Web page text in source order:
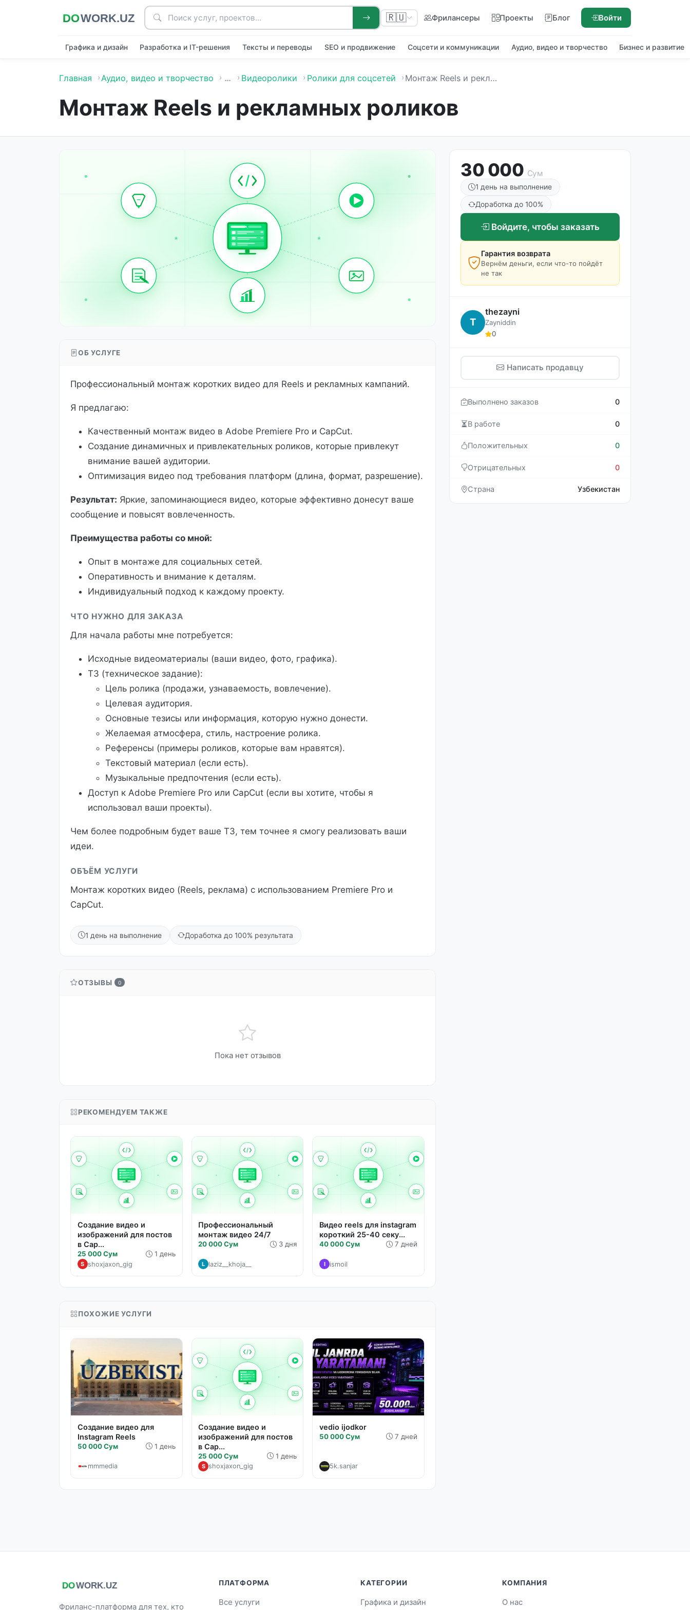
🇷🇺 Фрилансеры Проекты Блог Войти
Графика и дизайн Разработка и IT-решения Тексты и переводы SEO и продвижение Соцсети и коммуникации Аудио, видео и творчество Бизнес и развитие
Главная Аудио, видео и творчество … Видеоролики Ролики для соцсетей Монтаж Reels и рекламных роликов
Монтаж Reels и рекламных роликов
ОБ УСЛУГЕ
Профессиональный монтаж коротких видео для Reels и рекламных кампаний.
Я предлагаю:
Качественный монтаж видео в Adobe Premiere Pro и CapCut.
Создание динамичных и привлекательных роликов, которые привлекут
внимание вашей аудитории.
Оптимизация видео под требования платформ (длина, формат, разрешение).
Результат: Яркие, запоминающиеся видео, которые эффективно донесут ваше
сообщение и повысят вовлеченность.
Преимущества работы со мной:
Опыт в монтаже для социальных сетей.
Оперативность и внимание к деталям.
Индивидуальный подход к каждому проекту.
ЧТО НУЖНО ДЛЯ ЗАКАЗА
Для начала работы мне потребуется:
Исходные видеоматериалы (ваши видео, фото, графика).
ТЗ (техническое задание):
Цель ролика (продажи, узнаваемость, вовлечение).
Целевая аудитория.
Основные тезисы или информация, которую нужно донести.
Желаемая атмосфера, стиль, настроение ролика.
Референсы (примеры роликов, которые вам нравятся).
Текстовый материал (если есть).
Музыкальные предпочтения (если есть).
Доступ к Adobe Premiere Pro или CapCut (если вы хотите, чтобы я
использовал ваши проекты).
Чем более подробным будет ваше ТЗ, тем точнее я смогу реализовать ваши
идеи.
ОБЪЁМ УСЛУГИ
Монтаж коротких видео (Reels, реклама) с использованием Premiere Pro и
CapCut.
1 день на выполнение Доработка до 100% результата
ОТЗЫВЫ 0
Пока нет отзывов
РЕКОМЕНДУЕМ ТАКЖЕ
Создание видео и
изображений для постов
в Cap...
25 000 Сум 1 день
S shoxjaxon_gig
Профессиональный
монтаж видео 24/7
20 000 Сум 3 дня
L laziz__khoja__
Видео reels для instagram
короткий 25-40 секу...
40 000 Сум 7 дней
I ismoil
ПОХОЖИЕ УСЛУГИ
Создание видео для
Instagram Reels
50 000 Сум 1 день
mmmedia
Создание видео и
изображений для постов
в Cap...
25 000 Сум 1 день
S shoxjaxon_gig
vedio ijodkor
50 000 Сум 7 дней
5k.sanjar
30 000 Сум
1 день на выполнение
Доработка до 100%
Войдите, чтобы заказать
Гарантия возврата
Вернём деньги, если что-то пойдёт
не так
T
thezayni
Zayniddin
0
Написать продавцу
Выполнено заказов 0
В работе 0
Положительных 0
Отрицательных 0
Страна Узбекистан
Фриланс-платформа для тех, кто
ПЛАТФОРМА
Все услуги
КАТЕГОРИИ
Графика и дизайн
КОМПАНИЯ
О нас